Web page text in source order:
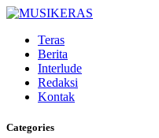
Teras
Berita
Interlude
Redaksi
Kontak
Categories